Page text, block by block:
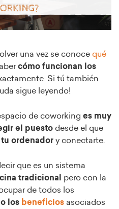
una vez se conoce qué
cómo funcionan los
Si tú también
sigue leyendo!
de coworking es muy
el puesto desde el que
ordenador y conectarte.
que es un sistema
tradicional pero con la
de todos los
los beneficios asociados